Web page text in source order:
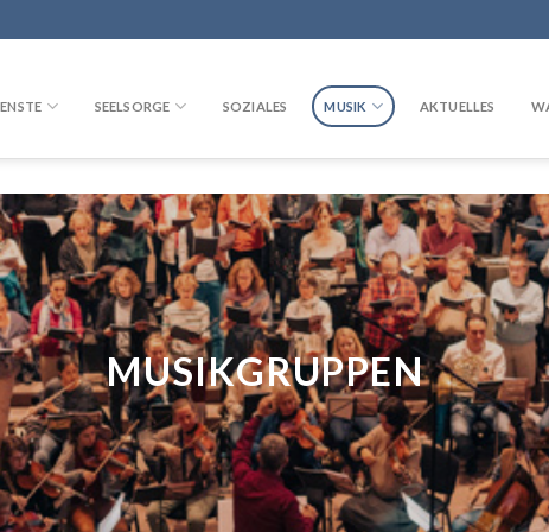
SEELSORGE SOZIALES MUSIK AKTUELLES
MUSIKGRUPPEN